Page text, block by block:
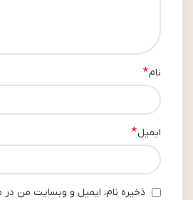
نام*
ایمیل*
ذخیره نام، ایمیل و وبسایت من در